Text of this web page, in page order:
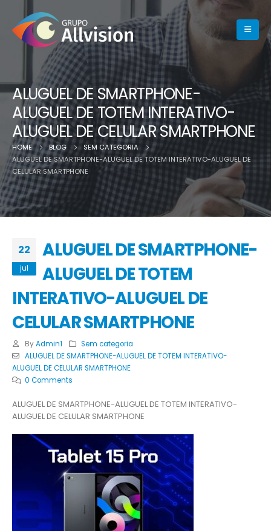
ALUGUEL DE SMARTPHONE-
ALUGUEL DE TOTEM INTERATIVO-
ALUGUEL DE CELULAR SMARTPHONE
HOME BLOG
SEM CATEGORIA
ALUGUEL DE SMARTPHONE-ALUGUEL DE TOTEM INTERATIVO-ALUGUEL DE
CELULAR SMARTPHONE
22
jul
ALUGUEL DE SMARTPHONE-
ALUGUEL DE TOTEM
INTERATIVO-ALUGUEL DE
CELULAR SMARTPHONE
By Admin1
Sem categoria
ALUGUEL DE SMARTPHONE-ALUGUEL DE TOTEM INTERATIVO-
ALUGUEL DE CELULAR SMARTPHONE
0 Comments
ALUGUEL DE SMARTPHONE-ALUGUEL DE TOTEM INTERATIVO-
ALUGUEL DE CELULAR SMARTPHONE